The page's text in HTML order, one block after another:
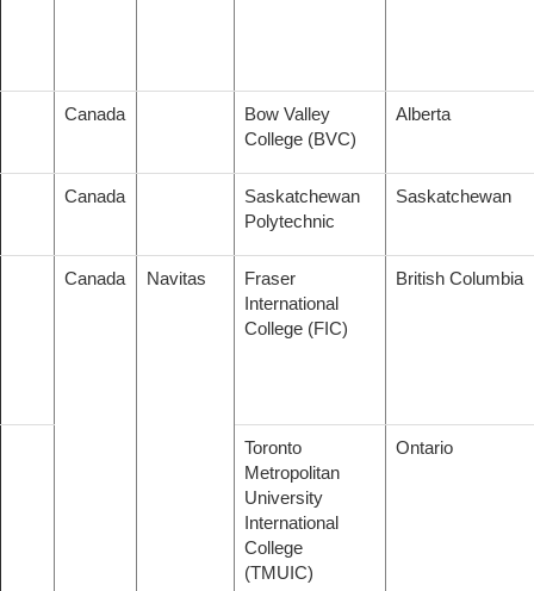
Canada
Bow Valley
College (BVC)
Alberta
Canada
Saskatchewan
Polytechnic
Saskatchewan
Canada Navitas
Fraser
International
College (FIC)
British Columbia
Toronto
Metropolitan
University
International
College
(TMUIC)
Ontario